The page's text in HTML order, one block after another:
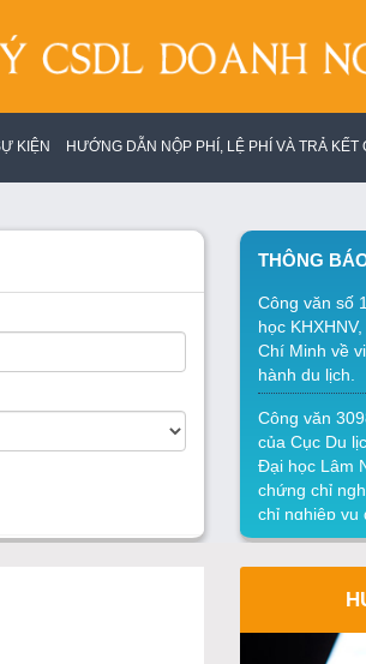
KIỆN HƯỚNG DẪN NỘP PHÍ, LỆ PHÍ VÀ TRẢ KẾT
THÔNG
Công văn số
học
Chí Minh về
hành du lịch.
Công văn
của Cục Du
Đại học Lâm
chứng chỉ
chỉ nghiệp vụ
26/12/2025
của Cục Du
ĐH Khoa học
dừng tổ